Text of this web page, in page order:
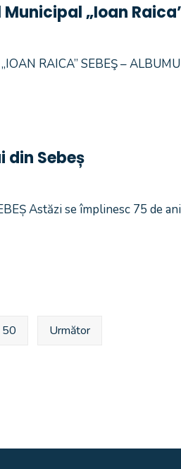
„Ioan
RAICA” SEBEŞ –
din Sebeș
Astăzi se împlinesc 75 de
50 Următor